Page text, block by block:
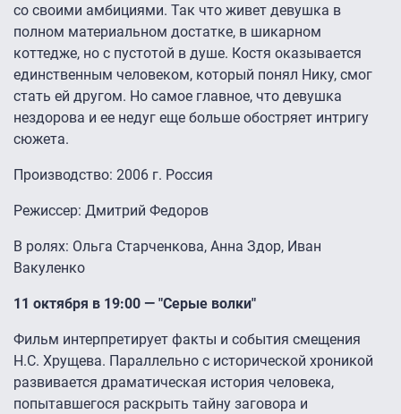
со своими амбициями. Так что живет девушка в
полном материальном достатке, в шикарном
коттедже, но с пустотой в душе. Костя оказывается
единственным человеком, который понял Нику, смог
стать ей другом. Но самое главное, что девушка
нездорова и ее недуг еще больше обостряет интригу
сюжета.
Производство: 2006 г. Россия
Режиссер: Дмитрий Федоров
В ролях: Ольга Старченкова, Анна Здор, Иван
Вакуленко
11 октября в 19:00 — "Серые волки"
Фильм интерпретирует факты и события смещения
Н.С. Хрущева. Параллельно с исторической хроникой
развивается драматическая история человека,
попытавшегося раскрыть тайну заговора и